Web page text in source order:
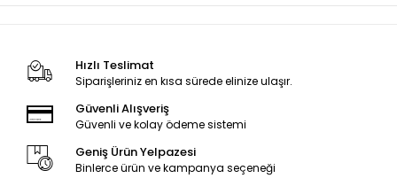
Hızlı Teslimat
Siparişleriniz en kısa sürede elinize ulaşır.
Güvenli Alışveriş
Güvenli ve kolay ödeme sistemi
Geniş Ürün Yelpazesi
Binlerce ürün ve kampanya seçeneği